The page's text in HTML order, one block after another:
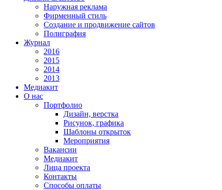
Наружная реклама
Фирменный стиль
Создание и продвижение сайтов
Полиграфия
Журнал
2016
2015
2014
2013
Медиакит
О нас
Портфолио
Дизайн, верстка
Рисунок, графика
Шаблоны открыток
Мероприятия
Вакансии
Медиакит
Лица проекта
Контакты
Способы оплаты